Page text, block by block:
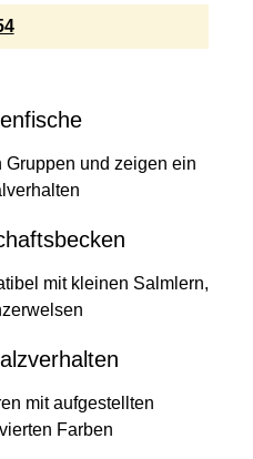
Gruppen und zeigen ein
mit kleinen Salmlern,
mit aufgestellten
Farben